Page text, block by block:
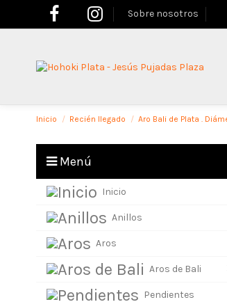
Sobre nosotros
Inicio Recién llegado Aro Bali de Plata .
Menú
Inicio
Anillos
Aros
Aros de Bali
Pendientes